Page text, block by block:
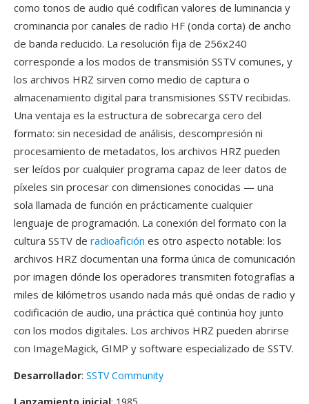
como tonos de audio qué codifican valores de luminancia y
crominancia por canales de radio HF (onda corta) de ancho
de banda reducido. La resolución fija de 256x240
corresponde a los modos de transmisión SSTV comunes, y
los archivos HRZ sirven como medio de captura o
almacenamiento digital para transmisiones SSTV recibidas.
Una ventaja es la estructura de sobrecarga cero del
formato: sin necesidad de análisis, descompresión ni
procesamiento de metadatos, los archivos HRZ pueden
ser leídos por cualquier programa capaz de leer datos de
píxeles sin procesar con dimensiones conocidas — una
sola llamada de función en prácticamente cualquier
lenguaje de programación. La conexión del formato con la
cultura SSTV de radioafición es otro aspecto notable: los
archivos HRZ documentan una forma única de comunicación
por imagen dónde los operadores transmiten fotografías a
miles de kilómetros usando nada más qué ondas de radio y
codificación de audio, una práctica qué continúa hoy junto
con los modos digitales. Los archivos HRZ pueden abrirse
con ImageMagick, GIMP y software especializado de SSTV.
Desarrollador: SSTV Community